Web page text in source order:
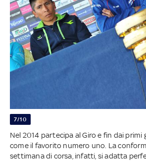
7/10
Nel 2014 partecipa al Giro e fin dai primi
come il favorito numero uno. La
settimana di corsa, infatti, si adatta